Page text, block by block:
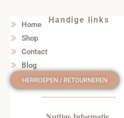
Handige links
Home
Shop
Contact
Blog
HERROEPEN / RETOURNEREN